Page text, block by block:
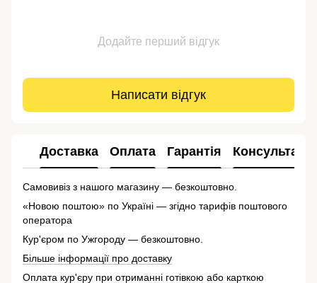
Додайте перший відгук
Написати відгук
Доставка Оплата Гарантія Консультація
Самовивіз з нашого магазину — безкоштовно.
«Новою поштою» по Україні — згідно тарифів поштового
оператора
Кур'єром по Ужгороду — безкоштовно.
Більше інформації про доставку
Оплата кур'єру при отриманні готівкою або карткою